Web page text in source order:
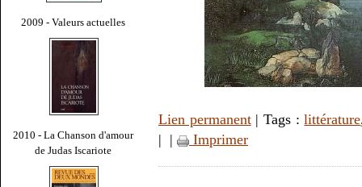
2009 - Valeurs actuelles
2010 - La Chanson d'amour
de Judas Iscariote
Lien permanent| Tags :littérature
| | Imprimer